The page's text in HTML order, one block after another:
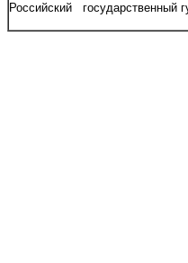
Российский государственный